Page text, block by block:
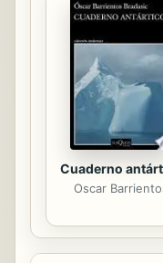
Cuaderno
Oscar